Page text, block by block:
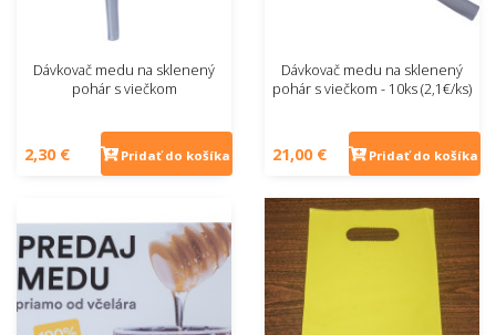
Dávkovač medu na sklenený
pohár s viečkom
2,30 € Pridať do košíka
Dávkovač medu na sklenený
pohár s viečkom - 10ks (2,1€/ks)
21,00 € Pridať do košíka